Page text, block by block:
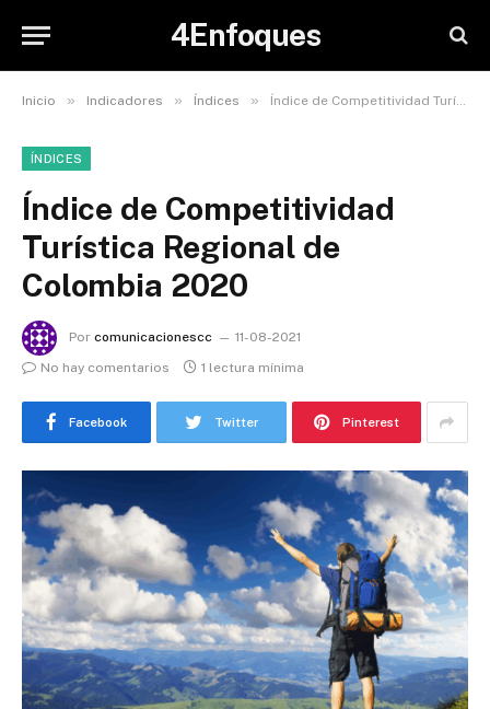
4Enfoques
Inicio » Indicadores » Índices » Índice de Competitividad Turística Regional de Colombia 2020
ÍNDICES
Índice de Competitividad
Turística Regional de
Colombia 2020
Por comunicacionescc
11-08-2021
No hay comentarios
1 lectura mínima
Facebook Twitter Pinterest